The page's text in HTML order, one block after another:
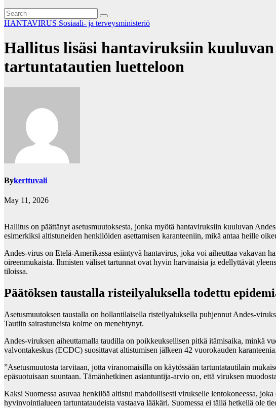
HANTAVIRUS Sosiaali- ja terveysministeriö
Hallitus lisäsi hantaviruksiin
tartuntatautien luetteloon
Bykerttuvali
May 11, 2026
Hallitus on päättänyt asetusmuutoksesta, jonka myötä hantaviruksiin kuuluvan
esimerkiksi altistuneiden henkilöiden asettamisen karanteeniin, mikä antaa heille
Andes-virus on Etelä-Amerikassa esiintyvä hantavirus, joka voi aiheuttaa vakavan
oireenmukaista. Ihmisten väliset tartunnat ovat hyvin harvinaisia ja edellyttävät
tiloissa.
Päätöksen taustalla risteilyaluksella todettu
Asetusmuutoksen taustalla on hollantilaisella risteilyaluksella puhjennut Andes-
Tautiin sairastuneista kolme on menehtynyt.
Andes-viruksen aiheuttamalla taudilla on poikkeuksellisen pitkä itämisaika, minkä
valvontakeskus (ECDC) suosittavat altistumisen jälkeen 42 vuorokauden
”Asetusmuutosta tarvitaan, jotta viranomaisilla on käytössään tartuntatautilain
epäsuotuisaan suuntaan. Tämänhetkinen asiantuntija-arvio on, että viruksen
Kaksi Suomessa asuvaa henkilöä altistui mahdollisesti virukselle lentokoneessa,
hyvinvointialueen tartuntataudeista vastaava lääkäri. Suomessa ei tällä hetkellä ole